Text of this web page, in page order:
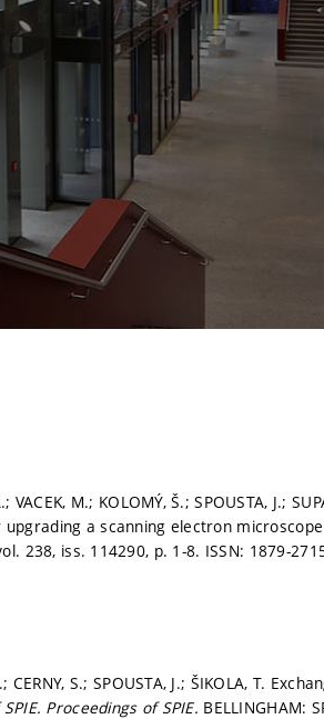
M.; KOLOMÝ, Š.; SPOUSTA, J.;
upgrading a scanning electron
238, iss. 114290, p. 1-8. ISSN: 1879-
CERNY, S.; SPOUSTA, J.; ŠIKOLA, T.
Proceedings of SPIE. BELLINGHAM: